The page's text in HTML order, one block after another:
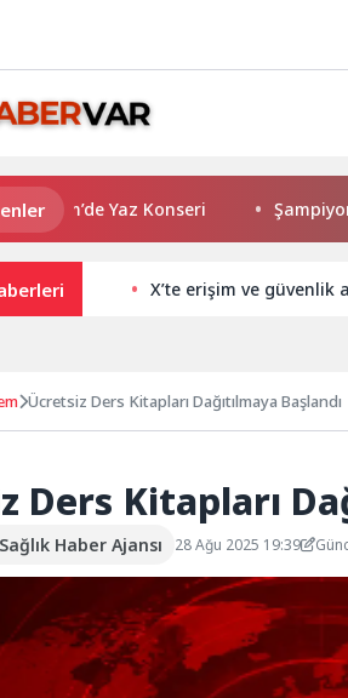
Yaz Konseri Şampiyonlar,
X’te erişim ve güvenlik
Ücretsiz Ders Kitapları Dağıtılmaya Başlandı
Ders Kitapları
Haber Ajansı 28 Ağu 2025 19:39